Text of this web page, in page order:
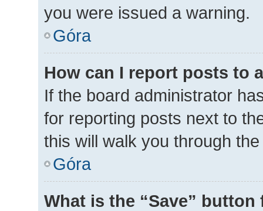
you were issued a warning.
Góra
How can I report posts to
If the board administrator
for reporting posts next to
this will walk you through
Góra
What is the “Save”